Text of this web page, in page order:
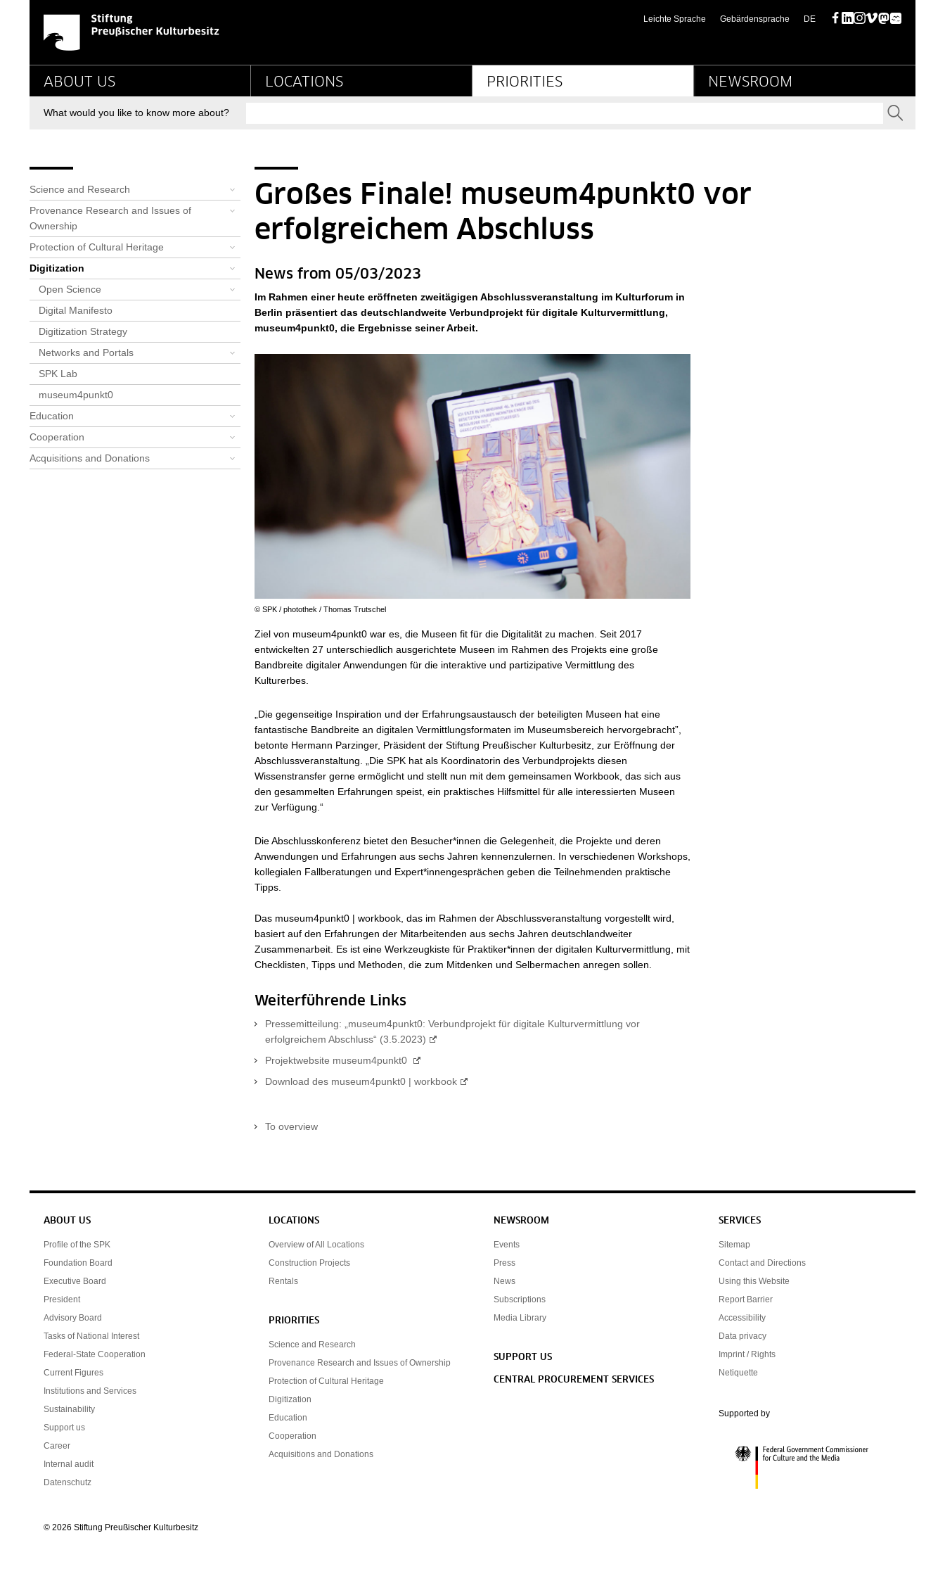
Jump directly to:
News-Detail-Digitalisierung - Stiftung Preußischer Kulturbesitz
Leichte Sprache Gebärdensprache DE(diese Seite auf deutsch)
Facebook
LinkedIn
Instagram
VimeoMastodon
Bluesky
Main navigation
ABOUT US LOCATIONS PRIORITIES NEWSROOM
Search
What would you like to know more about?
Breadcrumb
Bereichsnavigation
Science and Research
Provenance Research and Issues of
Ownership
Protection of Cultural Heritage
Digitization
Open Science
Digital Manifesto
Digitization Strategy
Networks and Portals
SPK Lab
museum4punkt0
Education
Cooperation
Acquisitions and Donations
Großes Finale! museum4punkt0 vor
erfolgreichem Abschluss
News from 05/03/2023
Im Rahmen einer heute eröffneten zweitägigen Abschlussveranstaltung im Kulturforum in
Berlin präsentiert das deutschlandweite Verbundprojekt für digitale Kulturvermittlung,
museum4punkt0, die Ergebnisse seiner Arbeit.
© SPK / photothek / Thomas Trutschel
Ziel von museum4punkt0 war es, die Museen fit für die Digitalität zu machen. Seit 2017
entwickelten 27 unterschiedlich ausgerichtete Museen im Rahmen des Projekts eine große
Bandbreite digitaler Anwendungen für die interaktive und partizipative Vermittlung des
Kulturerbes.
„Die gegenseitige Inspiration und der Erfahrungsaustausch der beteiligten Museen hat eine
fantastische Bandbreite an digitalen Vermittlungsformaten im Museumsbereich hervorgebracht”,
betonte Hermann Parzinger, Präsident der Stiftung Preußischer Kulturbesitz, zur Eröffnung der
Abschlussveranstaltung. „Die SPK hat als Koordinatorin des Verbundprojekts diesen
Wissenstransfer gerne ermöglicht und stellt nun mit dem gemeinsamen Workbook, das sich aus
den gesammelten Erfahrungen speist, ein praktisches Hilfsmittel für alle interessierten Museen
zur Verfügung.“
Die Abschlusskonferenz bietet den Besucher*innen die Gelegenheit, die Projekte und deren
Anwendungen und Erfahrungen aus sechs Jahren kennenzulernen. In verschiedenen Workshops,
kollegialen Fallberatungen und Expert*innengesprächen geben die Teilnehmenden praktische
Tipps.
Das museum4punkt0 | workbook, das im Rahmen der Abschlussveranstaltung vorgestellt wird,
basiert auf den Erfahrungen der Mitarbeitenden aus sechs Jahren deutschlandweiter
Zusammenarbeit. Es ist eine Werkzeugkiste für Praktiker*innen der digitalen Kulturvermittlung, mit
Checklisten, Tipps und Methoden, die zum Mitdenken und Selbermachen anregen sollen.
Weiterführende Links
Pressemitteilung: „museum4punkt0: Verbundprojekt für digitale Kulturvermittlung vor
erfolgreichem Abschluss“ (3.5.2023)
Projektwebsite museum4punkt0
Download des museum4punkt0 | workbook
To overview
Service navigation
ABOUT US
Profile of the SPK
Foundation Board
Executive Board
President
Advisory Board
Tasks of National Interest
Federal-State Cooperation
Current Figures
Institutions and Services
Sustainability
Support us
Career
Internal audit
Datenschutz
LOCATIONS
Overview of All Locations
Construction Projects
Rentals
PRIORITIES
Science and Research
Provenance Research and Issues of Ownership
Protection of Cultural Heritage
Digitization
Education
Cooperation
Acquisitions and Donations
NEWSROOM
Events
Press
News
Subscriptions
Media Library
SUPPORT US
CENTRAL PROCUREMENT SERVICES
SERVICES
Sitemap
Contact and Directions
Using this Website
Report Barrier
Accessibility
Data privacy
Imprint / Rights
Netiquette
Supported byFederal Government Commissioner for
© 2026 Stiftung Preußischer Kulturbesitz